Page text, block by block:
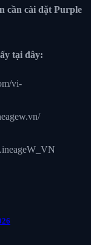
cần cài đặt Purple
tại đây:
vi-